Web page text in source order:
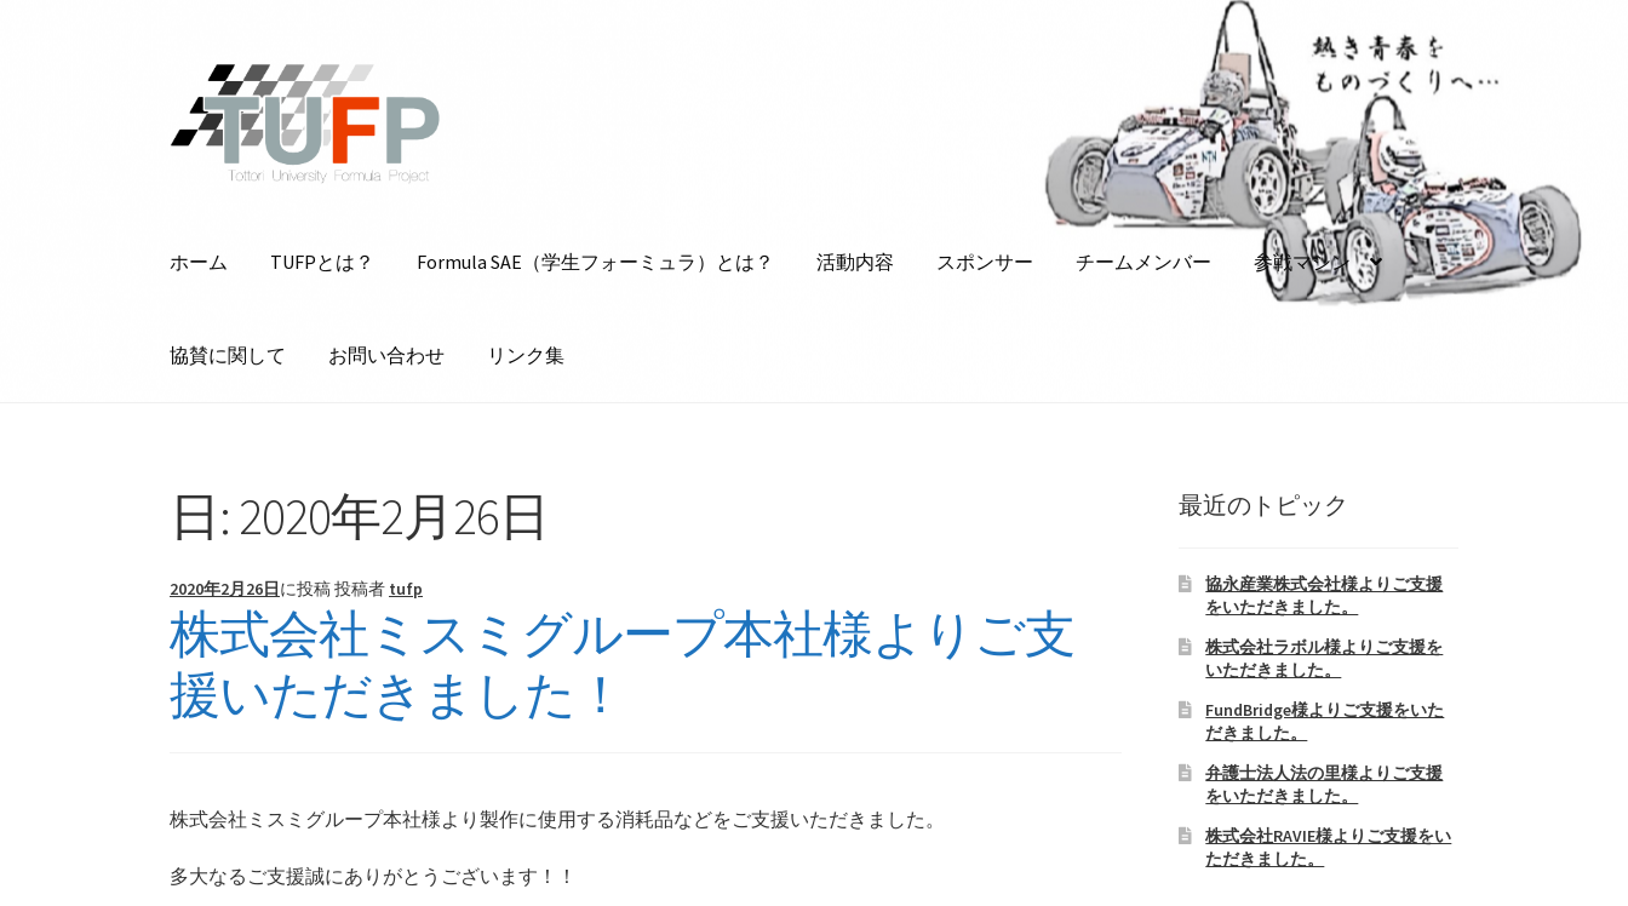
ゲ
ー
へ
ッ
テ
ン
キ
ホーム TUFPとは？ Formula SAE（学生フォーミュラ）とは？ 活動内容 スポンサー チームメンバー 参戦マシン
協賛に関して お問い合わせ リンク集
日: 2020年2月26日
2020年2月26日に投稿投稿者 tufp
株式会社ミスミグループ本社様よりご支
援いただきました！
株式会社ミスミグループ本社様より製作に使用する消耗品などをご支援いただきました。
多大なるご支援誠にありがとうございます！！
最近のトピック
協永産業株式会社様よりご支援
をいただきました。
株式会社ラボル様よりご支援を
いただきました。
FundBridge様よりご支援をいた
だきました。
弁護士法人法の里様よりご支援
をいただきました。
株式会社RAVIE様よりご支援をい
ただきました。